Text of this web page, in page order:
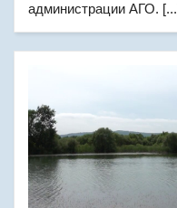
администрации АГО.